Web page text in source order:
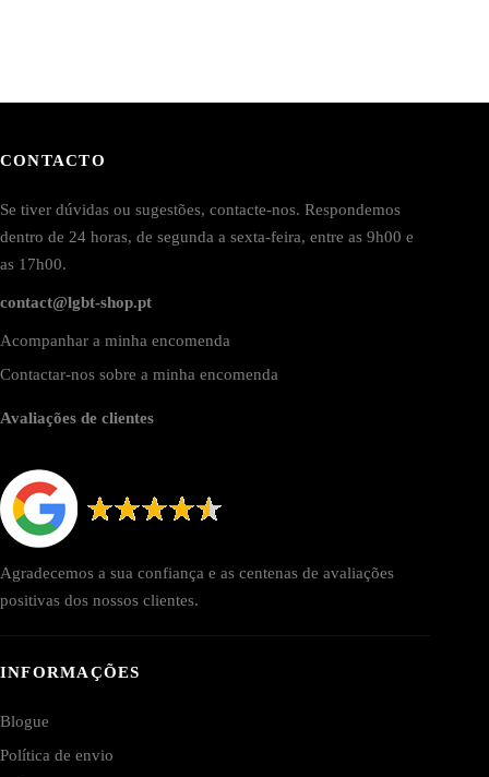
CONTACTO
Se tiver dúvidas ou sugestões, contacte-nos. Respondemos
dentro de 24 horas, de segunda a sexta-feira, entre as 9h00 e
as 17h00.
contact@lgbt-shop.pt
Acompanhar a minha encomenda
Contactar-nos sobre a minha encomenda
Avaliações de clientes
Agradecemos a sua confiança e as centenas de avaliações
positivas dos nossos clientes.
INFORMAÇÕES
Blogue
Política de envio